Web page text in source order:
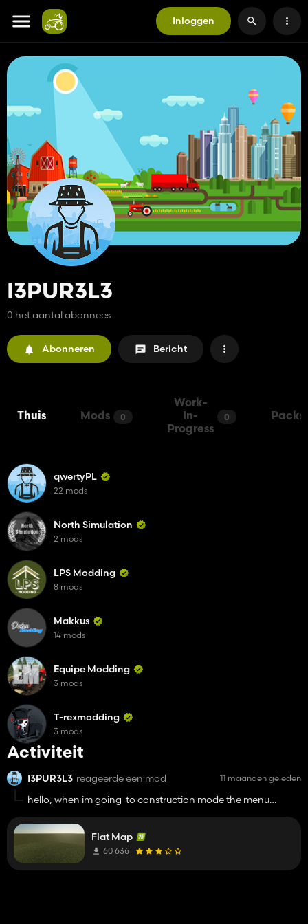
Inloggen
I3PUR3L3
0 het aantal abonnees
Abonneren Bericht
Thuis Mods 0
Work-
In-
Progress
0 Packs
Activiteit
I3PUR3L3 reageerde een mod 11 maanden geleden
hello, when im going to construction mode the menu
but very tiny
Flat Map
60 636
qwertyPL
22 mods
North Simulation
2 mods
LPS Modding
8 mods
Makkus
14 mods
Equipe Modding
3 mods
T-rexmodding
3 mods